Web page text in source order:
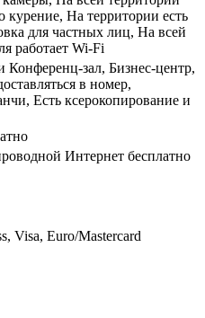
курение, На территории есть
для частных лиц, На всей
работает Wi-Fi
Конференц-зал, Бизнес-центр,
в номер,
Есть ксерокопирование и
Интернет бесплатно
Visa, Euro/Mastercard